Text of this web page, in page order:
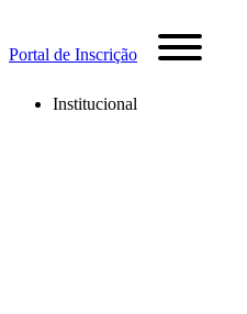
Portal de Inscrição
Institucional